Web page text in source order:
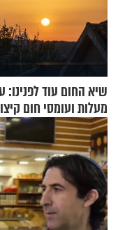
מעלות ועומסי חום